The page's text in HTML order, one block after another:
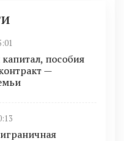
пособия
—